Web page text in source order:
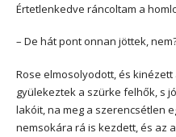
Értetlenkedve ráncoltam a
– De hát pont onnan jöttek,
Rose elmosolyodott, és
gyülekeztek a szürke felhők, s
lakóit, na meg a szerencsétlen
nemsokára rá is kezdett, és az